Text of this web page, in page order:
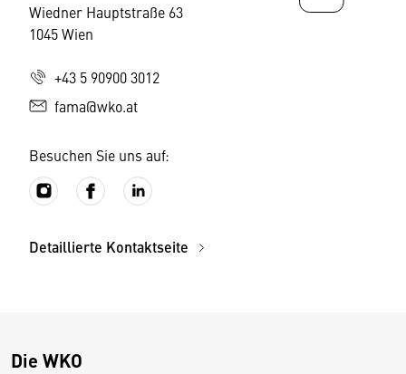
Wiedner Hauptstraße 63
1045 Wien
+43 5 90900 3012
fama@wko.at
Besuchen Sie uns auf:
Detaillierte Kontaktseite
Die WKO